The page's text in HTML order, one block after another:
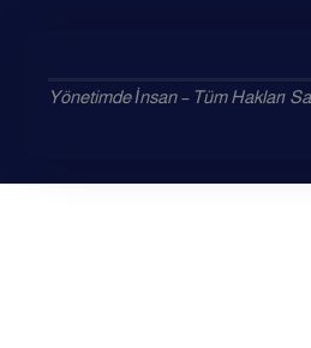
Yönetimde İnsan – Tüm Hakları